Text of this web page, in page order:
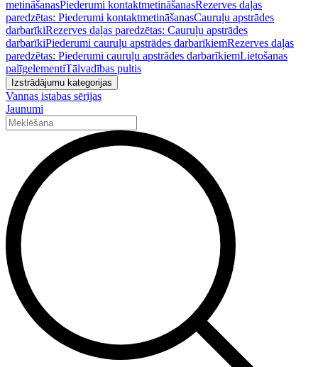
metināšanasPiederumi kontaktmetināšanasRezerves daļas
paredzētas: Piederumi kontaktmetināšanasCauruļu apstrādes
darbarīkiRezerves daļas paredzētas: Cauruļu apstrādes
darbarīkiPiederumi cauruļu apstrādes darbarīkiemRezerves daļas
paredzētas: Piederumi cauruļu apstrādes darbarīkiemLietošanas
palīgelementiTālvadības pultis
Izstrādājumu kategorijas
Vannas istabas sērijas
Jaunumi